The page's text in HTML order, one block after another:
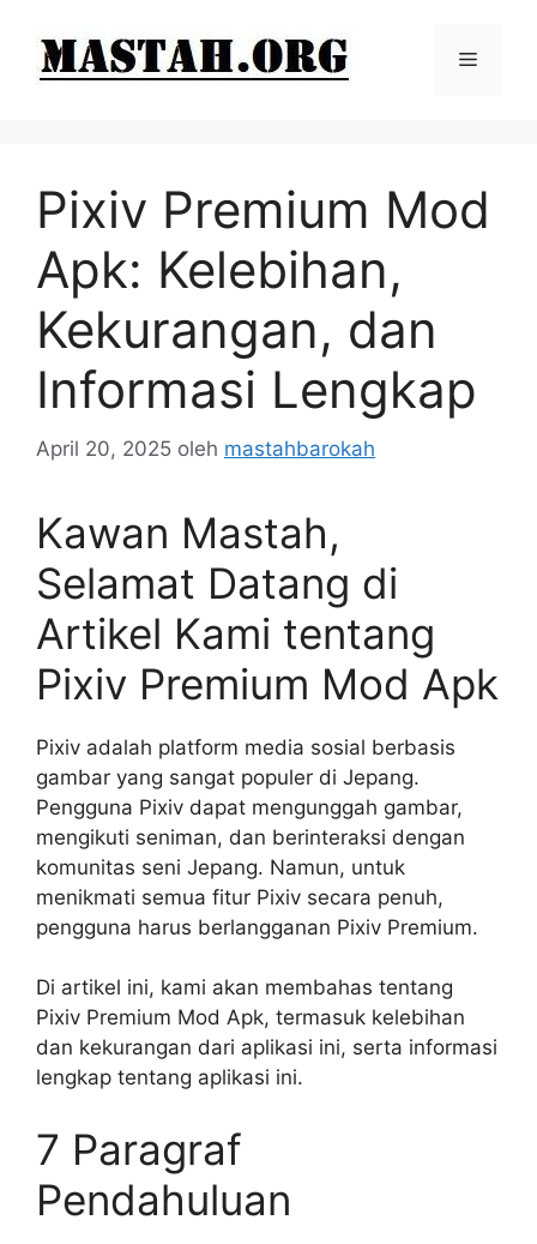
Menu
Pixiv Premium Mod
Apk: Kelebihan,
Kekurangan, dan
Informasi Lengkap
April 20, 2025 oleh mastahbarokah
Kawan Mastah,
Selamat Datang di
Artikel Kami tentang
Pixiv Premium Mod Apk
Pixiv adalah platform media sosial berbasis
gambar yang sangat populer di Jepang.
Pengguna Pixiv dapat mengunggah gambar,
mengikuti seniman, dan berinteraksi dengan
komunitas seni Jepang. Namun, untuk
menikmati semua fitur Pixiv secara penuh,
pengguna harus berlangganan Pixiv Premium.
Di artikel ini, kami akan membahas tentang
Pixiv Premium Mod Apk, termasuk kelebihan
dan kekurangan dari aplikasi ini, serta informasi
lengkap tentang aplikasi ini.
7 Paragraf
Pendahuluan